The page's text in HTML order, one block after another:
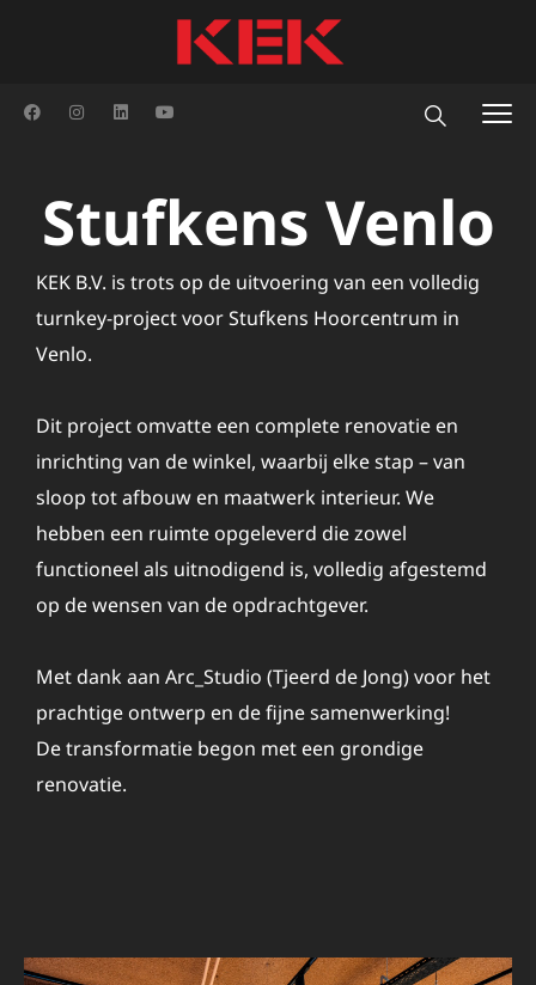
Stufkens Venlo
KEK B.V. is trots op de uitvoering van een volledig
turnkey-project voor Stufkens Hoorcentrum in
Venlo.
Dit project omvatte een complete renovatie en
inrichting van de winkel, waarbij elke stap – van
sloop tot afbouw en maatwerk interieur. We
hebben een ruimte opgeleverd die zowel
functioneel als uitnodigend is, volledig afgestemd
op de wensen van de opdrachtgever.
Met dank aan Arc_Studio (Tjeerd de Jong) voor het
prachtige ontwerp en de fijne samenwerking!
De transformatie begon met een grondige
renovatie.